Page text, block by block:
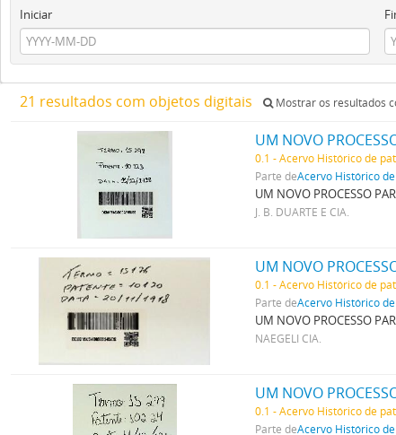
Iniciar
21 resultados com objetos digitais Mostrar os resultados
UM NOVO
0.1 - Acervo Histórico de
Parte deAcervo Histórico
UM NOVO PROCESSO
J. B. DUARTE E CIA.
0.1 - Acervo Histórico de
Parte deAcervo Histórico
UM NOVO PROCESSO
NAEGELI CIA.
UM NOVO
0.1 - Acervo Histórico de
Parte deAcervo Histórico